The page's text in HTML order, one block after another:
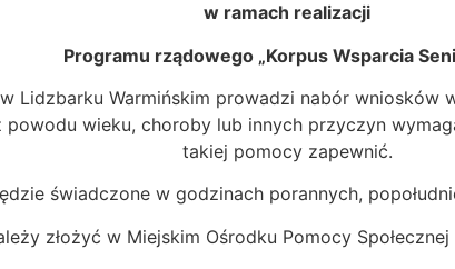
w ramach realizacji
Programu rządowego „Korpus Wsparcia
Lidzbarku Warmińskim prowadzi nabór
wieku, choroby lub innych przyczyn
takiej pomocy zapewnić.
świadczone w godzinach porannych,
złożyć w Miejskim Ośrodku Pomocy